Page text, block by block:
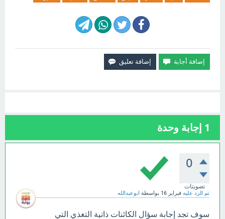
1 إجابة وحدة
0
تصويتات
تم الرد عليه فبراير 16 بواسطة ابوعبدالله
سوف تجد إجابة سؤال الكائنات ذاتية التغذي التي